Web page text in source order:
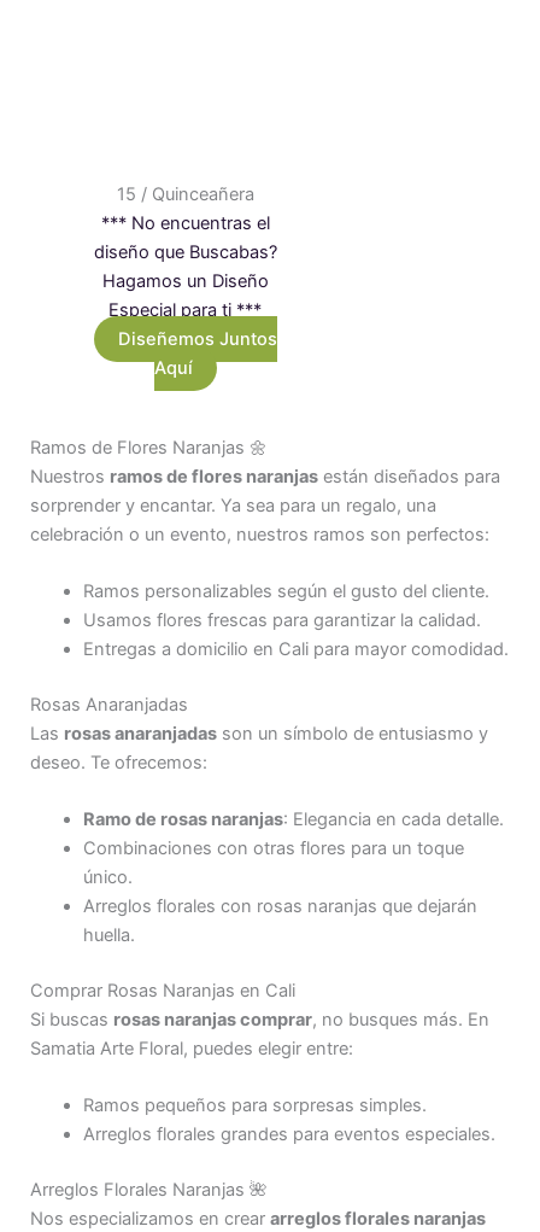
15 / Quinceañera
*** No encuentras el
diseño que Buscabas?
Hagamos un Diseño
Especial para ti ***
Diseñemos Juntos
Aquí
Ramos de Flores Naranjas 🌼
Nuestros ramos de flores naranjas están diseñados para
sorprender y encantar. Ya sea para un regalo, una
celebración o un evento, nuestros ramos son perfectos:
Ramos personalizables según el gusto del cliente.
Usamos flores frescas para garantizar la calidad.
Entregas a domicilio en Cali para mayor comodidad.
Rosas Anaranjadas
Las rosas anaranjadas son un símbolo de entusiasmo y
deseo. Te ofrecemos:
Ramo de rosas naranjas: Elegancia en cada detalle.
Combinaciones con otras flores para un toque
único.
Arreglos florales con rosas naranjas que dejarán
huella.
Comprar Rosas Naranjas en Cali
Si buscas rosas naranjas comprar, no busques más. En
Samatia Arte Floral, puedes elegir entre:
Ramos pequeños para sorpresas simples.
Arreglos florales grandes para eventos especiales.
Arreglos Florales Naranjas 🌺
Nos especializamos en crear arreglos florales naranjas